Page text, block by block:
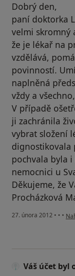
Dobrý den,
paní doktorka
velmi skromný
že je lékař na
vzdělává,
povinností.
naplněná
vždy a
V případě
ji zachránila
vybrat složení
dignostikovala
pochvala byla
nemocnici u
Děkujeme, že
Procházková
27. února 2012 • • •
Váš účet byl